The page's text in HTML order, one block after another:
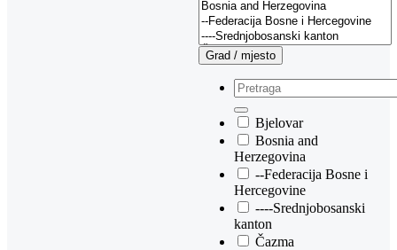
Grad / mjesto
Bjelovar
Bosnia and
Herzegovina
--Federacija Bosne i
Hercegovine
----Srednjobosanski
kanton
Čazma